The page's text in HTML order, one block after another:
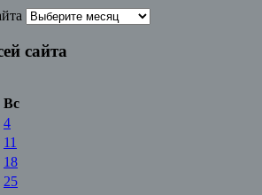
сайта
Вс
4
11
18
25